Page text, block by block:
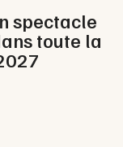
spectacle
toute la